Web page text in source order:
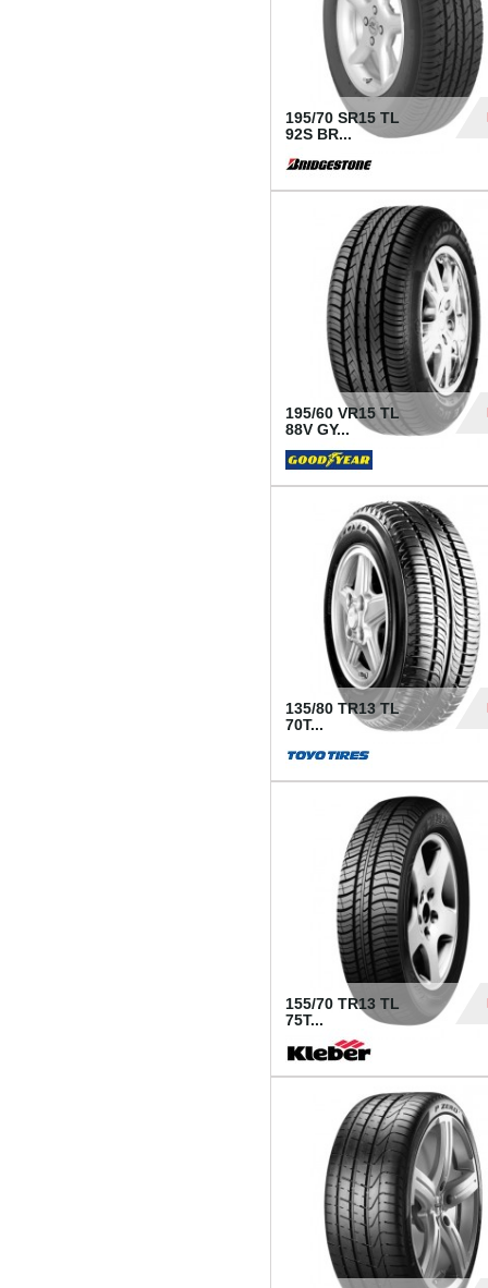
195/70 SR15 TL
92S BR...
195/60 VR15 TL
88V GY...
135/80 TR13 TL
70T...
155/70 TR13 TL
75T...